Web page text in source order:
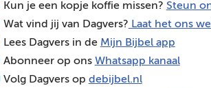
Kun je een kopje koffie missen? Steun
Wat vind jij van Dagvers? Laat het ons
Lees Dagvers in de Mijn Bijbel app
Abonneer op ons Whatsapp kanaal
Volg Dagvers op debijbel.nl